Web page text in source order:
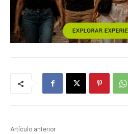
Artículo anterior